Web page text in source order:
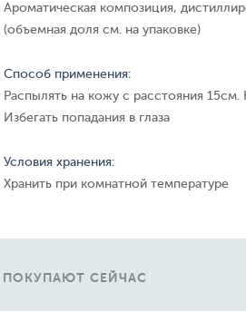
Ароматическая композиция,
(объемная доля см. на упаковке)
Способ применения:
Распылять на кожу с расстояния
Избегать попадания в глаза
Условия хранения:
Хранить при комнатной температуре
ПОКУПАЮТ СЕЙЧАС